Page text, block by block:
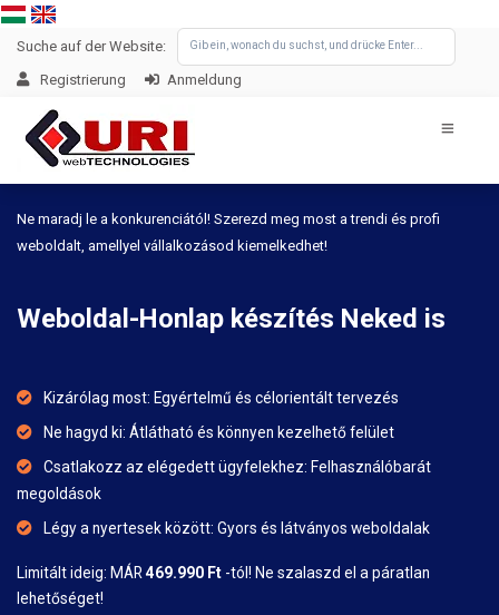
Suche auf der Website:
Registrierung Anmeldung
Ne maradj le a konkurenciától! Szerezd meg most a trendi és profi
weboldalt, amellyel vállalkozásod kiemelkedhet!
Weboldal-Honlap készítés Neked is
Kizárólag most: Egyértelmű és célorientált tervezés
Ne hagyd ki: Átlátható és könnyen kezelhető felület
Csatlakozz az elégedett ügyfelekhez: Felhasználóbarát
megoldások
Légy a nyertesek között: Gyors és látványos weboldalak
Limitált ideig: MÁR469.990 Ft -tól! Ne szalaszd el a páratlan
lehetőséget!